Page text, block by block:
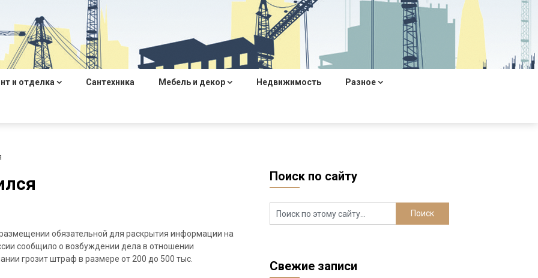
и отделка Сантехника Мебель и декор Недвижимость Разное
обязательной для раскрытия информации на
сообщило о возбуждении дела в отношении
грозит штраф в размере от 200 до 500 тыс.
Поиск по сайту
Свежие записи